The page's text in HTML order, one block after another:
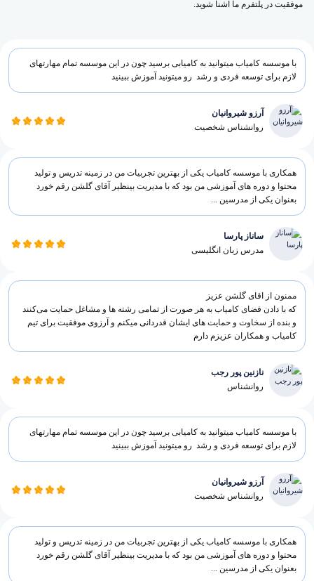
موفقیت در پلتفرم ما آشنا شوید.
با موسسه کامیاب میتوانید به کامیابی برسید چون در این موسسه تمام مهارتهای
لازم برای توسعه فردی و رشد رو میتونید آموزش ببینید
آرزو شیروانیان
روانشناس شخصیت
همکاری با موسسه کامیاب یکی از بهترین تجربیات من در زمینه تدریس و تولید
محتوا و دوره های آموزشی من بود که با مدیریت بینظیر آقای گلشن رقم خورد
بعنوان یکی از مدرسین ...
ساناز پارسا
مدرس زبان انگلیسی
ممنون از اقای گلشن عزیز
که با دادن فضای کامیاب به هر صورت از تمامی رشته ها و مشاغل حمایت می‌کنند
و بنده از سخاوت و حمایت های ایشان قدردانی میکنم و آرزوی موفقیت برای تیم
کامیاب و همکاران عزیزم دارم
نازنین پور رجب
روانشناس
با موسسه کامیاب میتوانید به کامیابی برسید چون در این موسسه تمام مهارتهای
لازم برای توسعه فردی و رشد رو میتونید آموزش ببینید
آرزو شیروانیان
روانشناس شخصیت
همکاری با موسسه کامیاب یکی از بهترین تجربیات من در زمینه تدریس و تولید
محتوا و دوره های آموزشی من بود که با مدیریت بینظیر آقای گلشن رقم خورد
بعنوان یکی از مدرسین ...